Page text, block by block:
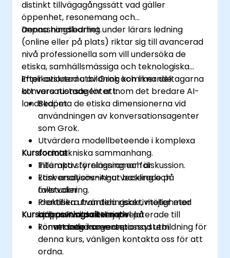
distinkt tillvägagångssätt vad gäller
öppenhet, resonemang och
anpassningsbarhet.
Denna handledning under lärars ledning
(online eller på plats) riktar sig till avancerad
nivå professionella som vill undersöka de
etiska, samhällsmässiga och teknologiska
implikationerna av Grok och liknande
konversationsagenter inom det bredare AI-
landskapet.
Efter avslutad utbildning kommer deltagarna
att vara rustade för att:
Bedöma de etiska dimensionerna vid
användningen av konversationsagenter
som Grok.
Utvärdera modellbeteende i komplexa
sociotekniska sammanhang.
Tillämpa styrningsramar för
konversations-AI-utveckling och
övervakning.
Identifiera framtida risker, möjligheter
och politiska riktlinjer relaterade till
kommande konversationsystem.
Kursformat
Interaktiv föreläsning och diskussion.
Etisk analysövningar baserade på
fallstudier.
Praktiska utvärderingsaktiviteter med
hjälp av valda exempel på
konversationsagenter.
Kursanpassningsalternativ
För att begära en anpassad utbildning för
denna kurs, vänligen kontakta oss för att
ordna.